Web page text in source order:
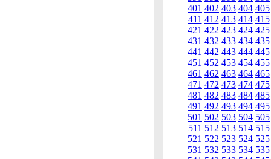
401 402 403 404 405
411 412 413 414 415
421 422 423 424 425
431 432 433 434 435
441 442 443 444 445
451 452 453 454 455
461 462 463 464 465
471 472 473 474 475
481 482 483 484 485
491 492 493 494 495
501 502 503 504 505
511 512 513 514 515
521 522 523 524 525
531 532 533 534 535